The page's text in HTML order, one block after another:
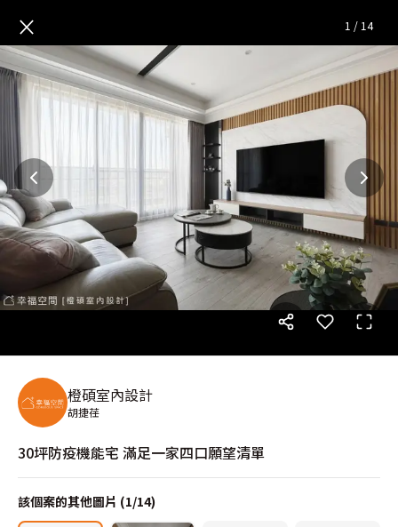
30坪防疫機能宅 滿足一家四口
× 1 / 14
橙碩室內設計
胡捷荏
30坪防疫機能宅 滿足一家四口願望清單
該個案的其他圖片 (1/14)